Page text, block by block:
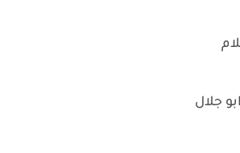
جلال